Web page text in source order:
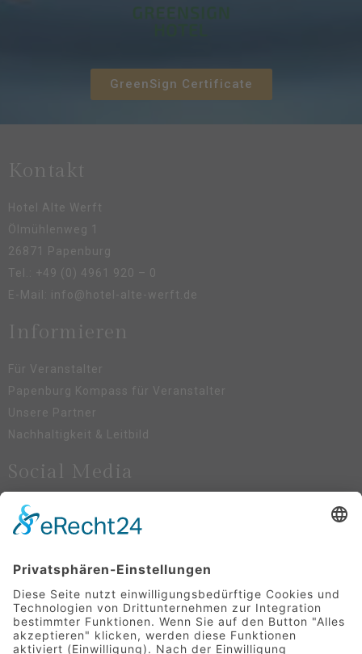
GreenSign Certificate
Kontakt
Hotel Alte Werft
Ölmühlenweg 1
26871 Papenburg
Tel.:
+49 (0) 4961 920 – 0
E-Mail: info@hotel-alte-werft.de
Informieren
Für Veranstalter
Papenburg Kompass für Veranstalter
Unsere Partner
Nachhaltigkeit & Leitbild
Social Media
Newsletter-Anmeldung